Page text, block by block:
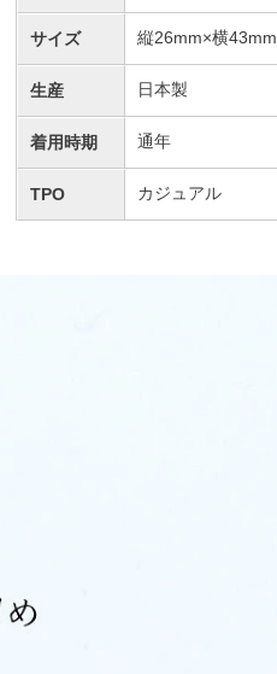
サイズ 縦26mm×横43mm
生産 日本製
着用時期 通年
TPO カジュアル